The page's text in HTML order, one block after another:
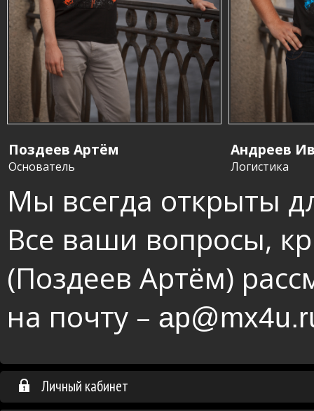
Поздеев Артём
Основатель Логистика
Мы всегда открыты
Все ваши вопросы,
(Поздеев Артём)
на почту –
Личный кабинет